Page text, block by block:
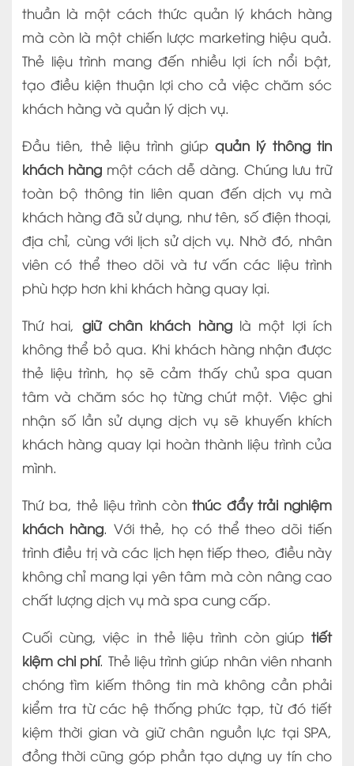
thuần là một cách thức quản lý khách hàng
mà còn là một chiến lược marketing hiệu quả.
Thẻ liệu trình mang đến nhiều lợi ích nổi bật,
tạo điều kiện thuận lợi cho cả việc chăm sóc
khách hàng và quản lý dịch vụ.
Đầu tiên, thẻ liệu trình giúp quản lý thông tin
khách hàng một cách dễ dàng. Chúng lưu trữ
toàn bộ thông tin liên quan đến dịch vụ mà
khách hàng đã sử dụng, như tên, số điện thoại,
địa chỉ, cùng với lịch sử dịch vụ. Nhờ đó, nhân
viên có thể theo dõi và tư vấn các liệu trình
phù hợp hơn khi khách hàng quay lại.
Thứ hai, giữ chân khách hànglà một lợi ích
không thể bỏ qua. Khi khách hàng nhận được
thẻ liệu trình, họ sẽ cảm thấy chủ spa quan
tâm và chăm sóc họ từng chút một. Việc ghi
nhận số lần sử dụng dịch vụ sẽ khuyến khích
khách hàng quay lại hoàn thành liệu trình của
mình.
Thứ ba, thẻ liệu trình cònthúc đẩy trải nghiệm
khách hàng. Với thẻ, họ có thể theo dõi tiến
trình điều trị và các lịch hẹn tiếp theo, điều này
không chỉ mang lại yên tâm mà còn nâng cao
chất lượng dịch vụ mà spa cung cấp.
Cuối cùng, việc in thẻ liệu trình còn giúp tiết
kiệm chi phí. Thẻ liệu trình giúp nhân viên nhanh
chóng tìm kiếm thông tin mà không cần phải
kiểm tra từ các hệ thống phức tạp, từ đó tiết
kiệm thời gian và giữ chân nguồn lực tại SPA,
đồng thời cũng góp phần tạo dựng uy tín cho